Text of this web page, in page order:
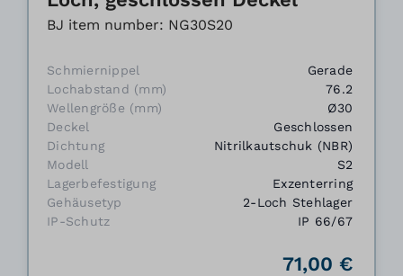
BJ item number: NG30S20
Schmiernippel
Gerade
Lochabstand (mm)
76.2
Wellengröße (mm)
Ø30
Deckel
Geschlossen
Dichtung
Nitrilkautschuk (NBR)
Modell
S2
Lagerbefestigung
Exzenterring
Gehäusetyp
2-Loch Stehlager
IP-Schutz
IP 66/67
71,00 €